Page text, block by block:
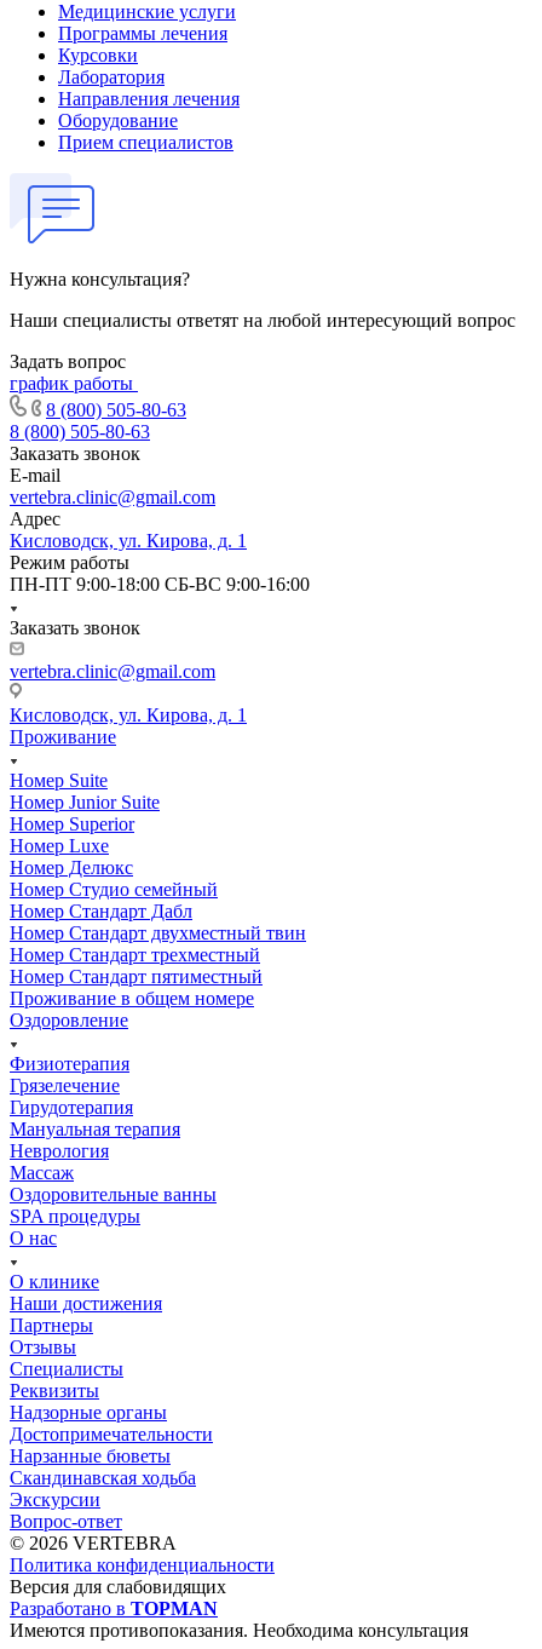
Медицинские услуги
Программы лечения
Курсовки
Лаборатория
Направления лечения
Оборудование
Прием специалистов
Нужна консультация?
Наши специалисты ответят на любой интересующий вопрос
Задать вопрос
график работы
8 (800) 505-80-63
8 (800) 505-80-63
Заказать звонок
E-mail
vertebra.clinic@gmail.com
Адрес
Кисловодск, ул. Кирова, д. 1
Режим работы
ПН-ПТ 9:00-18:00 СБ-ВС 9:00-16:00
Заказать звонок
vertebra.clinic@gmail.com
Кисловодск, ул. Кирова, д. 1
Проживание
Номер Suite
Номер Junior Suite
Номер Superior
Номер Luxe
Номер Делюкс
Номер Студио семейный
Номер Стандарт Дабл
Номер Стандарт двухместный твин
Номер Стандарт трехместный
Номер Стандарт пятиместный
Проживание в общем номере
Оздоровление
Физиотерапия
Грязелечение
Гирудотерапия
Мануальная терапия
Неврология
Массаж
Оздоровительные ванны
SPA процедуры
О нас
О клинике
Наши достижения
Партнеры
Отзывы
Специалисты
Реквизиты
Надзорные органы
Достопримечательности
Нарзанные бюветы
Скандинавская ходьба
Экскурсии
Вопрос-ответ
© 2026 VERTEBRA
Политика конфиденциальности
Версия для слабовидящих
Разработано в TOPMAN
Имеются противопоказания. Необходима консультация